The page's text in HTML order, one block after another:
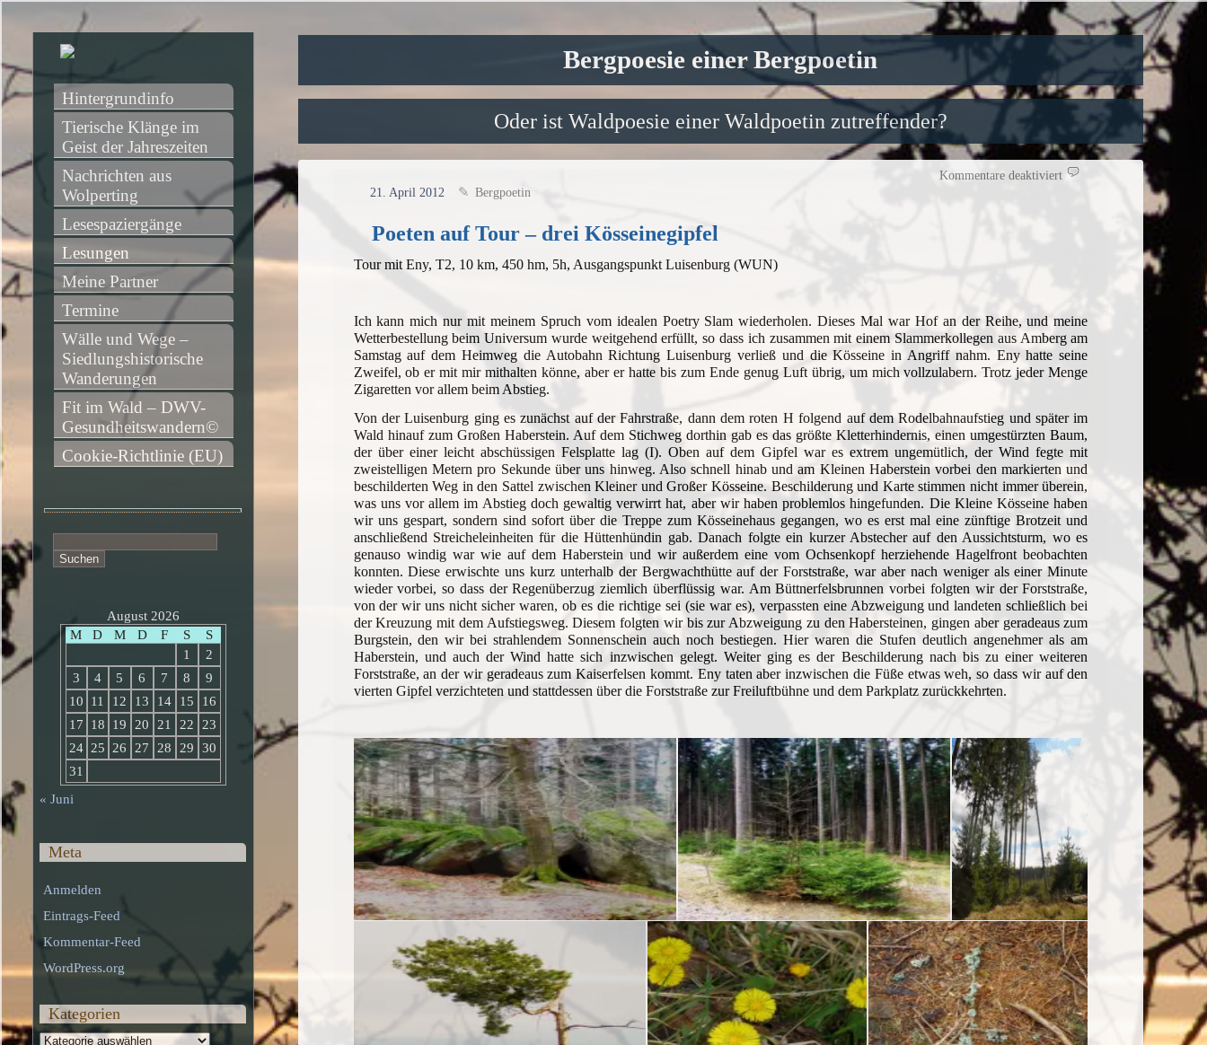
Bergpoesie einer Bergpoetin
Oder ist Waldpoesie einer Waldpoetin zutreffender?
Kommentare deaktiviert für
Poeten
21. April 2012 Bergpoetin
Poeten auf Tour – drei Kösseinegipfel
Tour mit Eny, T2, 10 km, 450 hm, 5h, Ausgangspunkt Luisenburg (WUN)
Ich kann mich nur mit meinem Spruch vom idealen Poetry Slam wiederholen. Dieses Mal war Hof an der Reihe, und meine
Wetterbestellung beim Universum wurde weitgehend erfüllt, so dass ich zusammen mit einem Slammerkollegen aus Amberg am
Samstag auf dem Heimweg die Autobahn Richtung Luisenburg verließ und die Kösseine in Angriff nahm. Eny hatte seine
Zweifel, ob er mit mir mithalten könne, aber er hatte bis zum Ende genug Luft übrig, um mich vollzulabern. Trotz jeder Menge
Zigaretten vor allem beim Abstieg.
Von der Luisenburg ging es zunächst auf der Fahrstraße, dann dem roten H folgend auf dem Rodelbahnaufstieg und später im
Wald hinauf zum Großen Haberstein. Auf dem Stichweg dorthin gab es das größte Kletterhindernis, einen umgestürzten Baum,
der über einer leicht abschüssigen Felsplatte lag (I). Oben auf dem Gipfel war es extrem ungemütlich, der Wind fegte mit
zweistelligen Metern pro Sekunde über uns hinweg. Also schnell hinab und am Kleinen Haberstein vorbei den markierten und
beschilderten Weg in den Sattel zwischen Kleiner und Großer Kösseine. Beschilderung und Karte stimmen nicht immer überein,
was uns vor allem im Abstieg doch gewaltig verwirrt hat, aber wir haben problemlos hingefunden. Die Kleine Kösseine haben
wir uns gespart, sondern sind sofort über die Treppe zum Kösseinehaus gegangen, wo es erst mal eine zünftige Brotzeit und
anschließend Streicheleinheiten für die Hüttenhündin gab. Danach folgte ein kurzer Abstecher auf den Aussichtsturm, wo es
genauso windig war wie auf dem Haberstein und wir außerdem eine vom Ochsenkopf herziehende Hagelfront beobachten
konnten. Diese erwischte uns kurz unterhalb der Bergwachthütte auf der Forststraße, war aber nach weniger als einer Minute
wieder vorbei, so dass der Regenüberzug ziemlich überflüssig war. Am Büttnerfelsbrunnen vorbei folgten wir der Forststraße,
von der wir uns nicht sicher waren, ob es die richtige sei (sie war es), verpassten eine Abzweigung und landeten schließlich bei
der Kreuzung mit dem Aufstiegsweg. Diesem folgten wir bis zur Abzweigung zu den Habersteinen, gingen aber geradeaus zum
Burgstein, den wir bei strahlendem Sonnenschein auch noch bestiegen. Hier waren die Stufen deutlich angenehmer als am
Haberstein, und auch der Wind hatte sich inzwischen gelegt. Weiter ging es der Beschilderung nach bis zu einer weiteren
Forststraße, an der wir geradeaus zum Kaiserfelsen kommt. Eny taten aber inzwischen die Füße etwas weh, so dass wir auf den
vierten Gipfel verzichteten und stattdessen über die Forststraße zur Freiluftbühne und dem Parkplatz zurückkehrten.
Hintergrundinfo
Tierische Klänge im
Geist der Jahreszeiten
Nachrichten aus
Wolperting
Lesespaziergänge
Lesungen
Meine Partner
Termine
Wälle und Wege –
Siedlungshistorische
Wanderungen
Fit im Wald – DWV-
Gesundheitswandern©
Cookie-Richtlinie (EU)
nach:
August 2026
M
D M D F S
S
1
2
3
4 5 6 7 8
9
10
11 12 13 14 15
16
17
18 19 20 21 22
23
24 25 26 27 28 29
30
31
« Juni
Meta
Anmelden
Eintrags-Feed
Kommentar-Feed
WordPress.org
Kategorien
Kategorien